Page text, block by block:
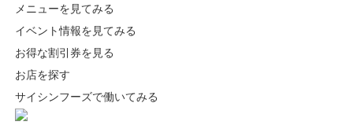
メニューを見てみる
イベント情報を見てみる
お得な割引券を見る
お店を探す
サイシンフーズで働いてみる